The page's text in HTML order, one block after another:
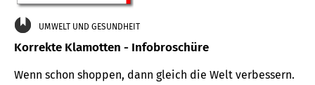
UMWELT UND GESUNDHEIT
Korrekte Klamotten - Infobroschüre
Wenn schon shoppen, dann gleich die Welt verbessern.